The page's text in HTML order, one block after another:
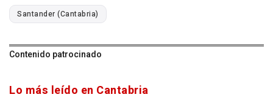
Santander (Cantabria)
Contenido patrocinado
Lo más leído en Cantabria